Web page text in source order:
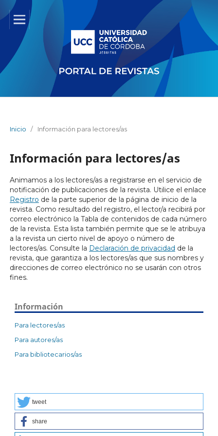
Inicio / Información para lectores/as
Información para lectores/as
Animamos a los lectores/as a registrarse en el servicio de
notificación de publicaciones de la revista. Utilice el enlace
Registro de la parte superior de la página de inicio de la
revista. Como resultado del registro, el lector/a recibirá por
correo electrónico la Tabla de contenidos de cada número
de la revista. Esta lista también permite que se le atribuya
a la revista un cierto nivel de apoyo o número de
lectores/as. Consulte la Declaración de privacidad de la
revista, que garantiza a los lectores/as que sus nombres y
direcciones de correo electrónico no se usarán con otros
fines.
Información
Para lectores/as
Para autores/as
Para bibliotecarios/as
tweet
share